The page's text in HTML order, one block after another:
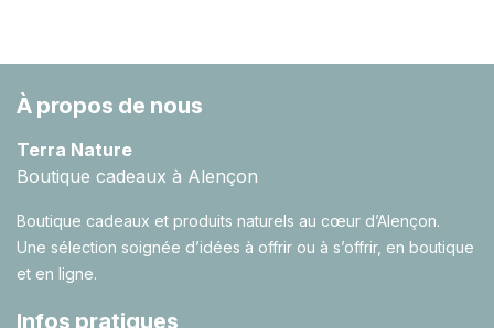
À propos de nous
Terra Nature
Boutique cadeaux à Alençon
Boutique cadeaux et produits naturels au cœur d’Alençon.
Une sélection soignée d’idées à offrir ou à s’offrir, en boutique
et en ligne.
Infos pratiques